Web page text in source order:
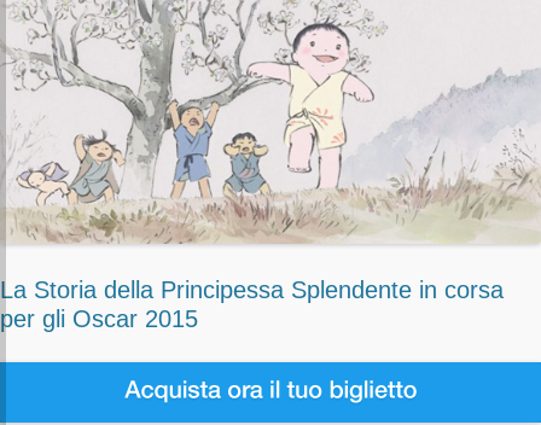
La Storia della Principessa Splendente in corsa
per gli Oscar 2015